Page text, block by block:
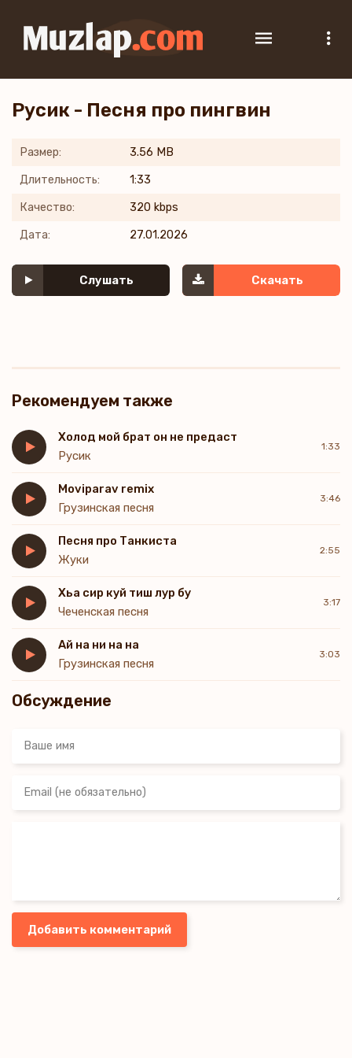
Русик - Песня про пингвин
Размер: 3.56 MB
Длительность: 1:33
Качество: 320 kbps
Дата: 27.01.2026
Слушать Скачать
Рекомендуем также
Холод мой брат он не предаст
Русик
1:33
Moviparav remix
Грузинская песня
3:46
Песня про Танкиста
Жуки
2:55
Хьа сир куй тиш лур бу
Чеченская песня
3:17
Ай на ни на на
Грузинская песня
3:03
Обсуждение
Добавить комментарий